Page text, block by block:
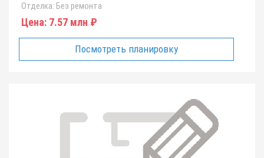
Отделка: Без ремонта
Цена: 7.57 млн ₽
Посмотреть планировку